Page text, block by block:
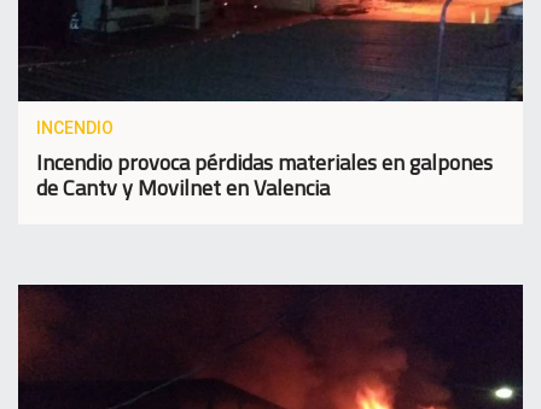
INCENDIO
Incendio provoca pérdidas materiales en galpones
de Cantv y Movilnet en Valencia